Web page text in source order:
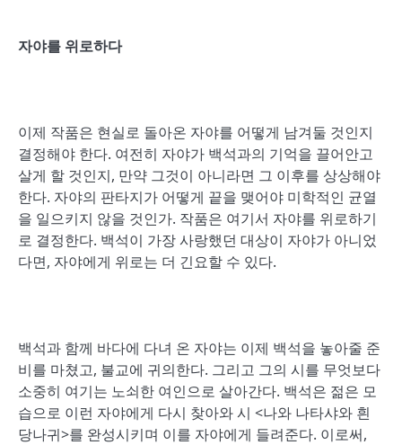
자야를 위로하다
이제 작품은 현실로 돌아온 자야를 어떻게 남겨둘 것인지
결정해야 한다. 여전히 자야가 백석과의 기억을 끌어안고
살게 할 것인지, 만약 그것이 아니라면 그 이후를 상상해야
한다. 자야의 판타지가 어떻게 끝을 맺어야 미학적인 균열
을 일으키지 않을 것인가. 작품은 여기서 자야를 위로하기
로 결정한다. 백석이 가장 사랑했던 대상이 자야가 아니었
다면, 자야에게 위로는 더 긴요할 수 있다.
백석과 함께 바다에 다녀 온 자야는 이제 백석을 놓아줄 준
비를 마쳤고, 불교에 귀의한다. 그리고 그의 시를 무엇보다
소중히 여기는 노쇠한 여인으로 살아간다. 백석은 젊은 모
습으로 이런 자야에게 다시 찾아와 시 <나와 나타샤와 흰
당나귀>를 완성시키며 이를 자야에게 들려준다. 이로써,